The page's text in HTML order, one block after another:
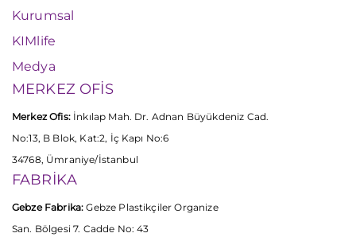
Kurumsal
KIMlife
Medya
MERKEZ OFİS
Merkez Ofis:İnkılap Mah. Dr. Adnan Büyükdeniz Cad.
No:13, B Blok, Kat:2, İç Kapı No:6
34768, Ümraniye/İstanbul
FABRİKA
Gebze Fabrika: Gebze Plastikçiler Organize
San. Bölgesi 7. Cadde No: 43